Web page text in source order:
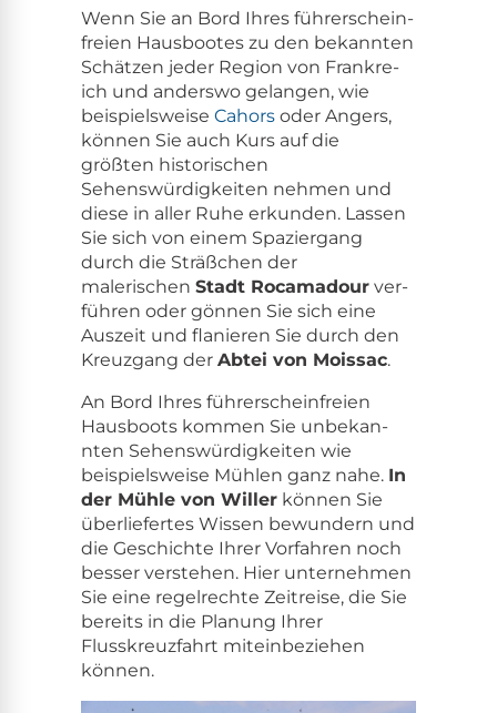
Wenn Sie an Bord Ihres führersche­in­
freien Haus­bootes zu den bekan­nten
Schätzen jed­er Region von Frankre­
ich und ander­swo gelan­gen, wie
beispiel­sweiseCahors oder Angers,
kön­nen Sie auch Kurs auf die
größten his­torischen
Sehenswürdigkeit­en nehmen und
diese in aller Ruhe erkun­den. Lassen
Sie sich von einem Spazier­gang
durch die Sträßchen der
malerischenStadt Roca­madour ver­
führen oder gön­nen Sie sich eine
Auszeit und flanieren Sie durch den
Kreuz­gang derAbtei von Moissac.
An Bord Ihres führersche­in­freien
Haus­boots kom­men Sie unbekan­
nten Sehenswürdigkeit­en wie
beispiel­sweise Mühlen ganz nahe. In
der Müh­le von Willer kön­nen Sie
über­liefertes Wis­sen bewun­dern und
die Geschichte Ihrer Vor­fahren noch
bess­er ver­ste­hen. Hier unternehmen
Sie eine regel­rechte Zeitreise, die Sie
bere­its in die Pla­nung Ihrer
Flusskreuz­fahrt mitein­beziehen
können.